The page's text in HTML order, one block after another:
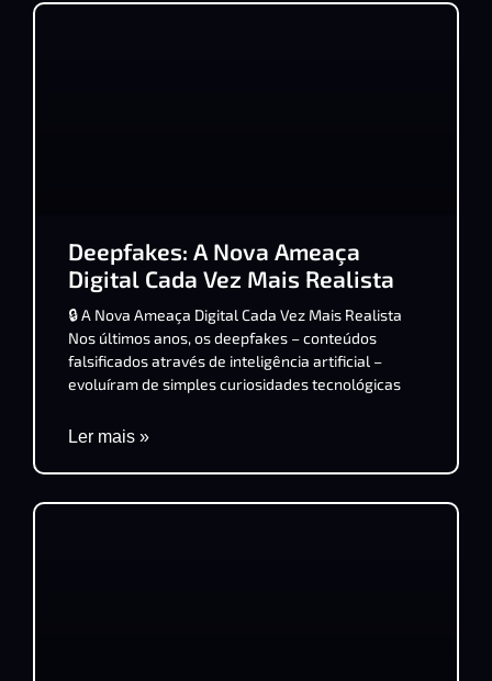
Deepfakes: A Nova Ameaça
Digital Cada Vez Mais Realista
🔒 A Nova Ameaça Digital Cada Vez Mais Realista
Nos últimos anos, os deepfakes – conteúdos
falsificados através de inteligência artificial –
evoluíram de simples curiosidades tecnológicas
Ler mais »